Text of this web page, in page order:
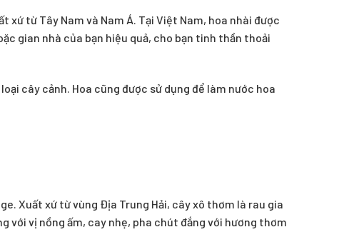
từ Tây Nam và Nam Á. Tại Việt Nam, hoa nhài được
gian nhà của bạn hiệu quả, cho bạn tinh thần thoải
cây cảnh. Hoa cũng được sử dụng để làm nước hoa
Xuất xứ từ vùng Địa Trung Hải, cây xô thơm là rau gia
với vị nồng ấm, cay nhẹ, pha chút đắng với hương thơm